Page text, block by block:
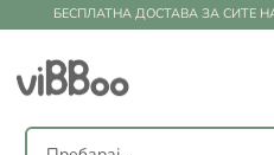
БЕСПЛАТНА ДОСТАВА ЗА СИТЕ